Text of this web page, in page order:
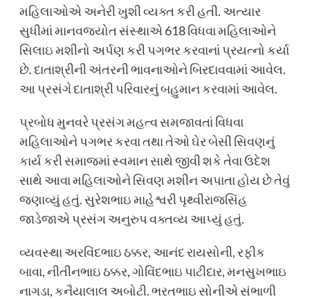
મહિલાઓએ અનેરી ખુશી વ્યક્ત કરી હતી. અત્યાર
સુધીમાં માનવજ્યોત સંસ્થાએ 618 વિધવા મહિલાઓને
સિલાઇ મશીનો અર્પણ કરી પગભર કરવાનાં પ્રયત્નો કર્યા
છે. દાતાશ્રીની અંતરની ભાવનાઓને બિરદાવવામાં આવેલ.
આ પ્રસંગે દાતાશ્રી પરિવારનું બહુમાન કરવામાં આવેલ.
પ્રબોધ મુનવરે પ્રસંગ મહત્વ સમજાવતાં વિધવા
મહિલાઓને પગભર કરવા તથા તેઓ ઘેર બેસી સિવણનું
કાર્ય કરી સમાજમાં સ્વમાન સાથે જીવી શકે તેવા ઉદેશ
સાથે આવા મહિલાઓને સિવણ મશીન અપાતા હોય છે તેવું
જણાવ્યું હતું. સુરેશભાઇ માહેશ્વરી પૃથ્વીરાજસિંહ
જાડેજાએ પ્રસંગ અનુરુપ વક્તવ્ય આપ્યું હતું.
વ્યવસ્થા અરવિંદભાઇ ઠક્કર, આનંદ રાયસોની, રફીક
બાવા, નીતીનભાઇ ઠક્કર, ગોવિંદભાઇ પાટીદાર, મનસુખભાઇ
નાગડા, કનૈયાલાલ અબોટી. ભરતભાઇ સોનીએ સંભાળી